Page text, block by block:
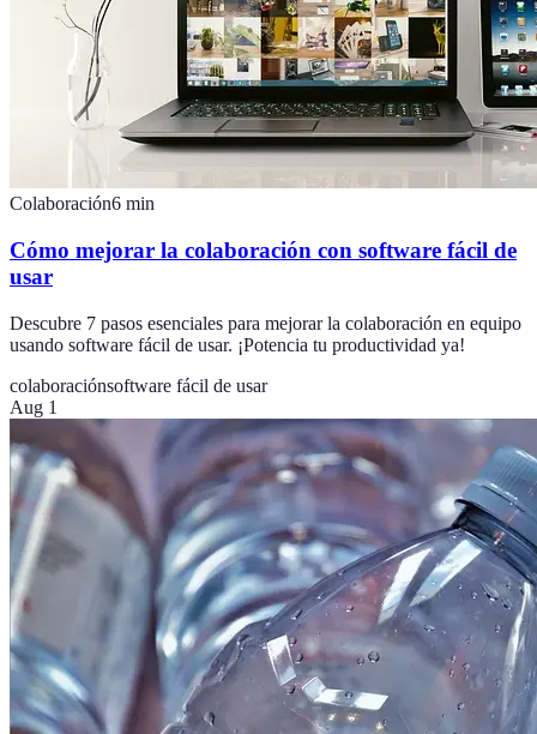
Colaboración6 min
Cómo mejorar la colaboración con software fácil de
usar
Descubre 7 pasos esenciales para mejorar la colaboración en equipo
usando software fácil de usar. ¡Potencia tu productividad ya!
colaboraciónsoftware fácil de usar
Aug 1